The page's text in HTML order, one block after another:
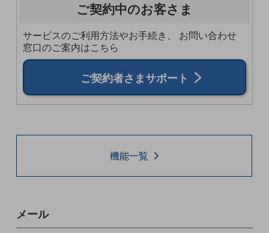
ビジネス向けスマートフォン
タフネススマートフォン
ドコモケータイ
料金TOP
ご契約中のお客さま
サービスのご利用方法やお手続き、 お問い合わせ
窓口のご案内はこちら
ご契約者さまサポート
機能一覧
メール